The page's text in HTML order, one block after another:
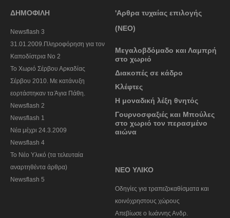
ΔΗΜΟΦΙΛΗ
Newsflash 3
31.01.2009.Πληροφόρηση για τον
Καποδίστρια Νο 2
To Χωριό Σέρβου Αρκαδίας
Σέρβου 2010. Με κατάνυξη
εορτάστηκαν τα Άγια Πάθη.
Newsflash 2
Newsflash 1
Nέα μέχρι 24.3.2009
Newsflash 4
Το Νέο Υλικό (τα τελευταία
αναρτηθέντα άρθρα)
Newsflash 5
'Αρθρα τυχαίας επιλογής
(ΝΕΟ)
Μεγαλοβδόμαδο και Λαμπρή
στο χωριό
Διακοπές σε κάδρο
Κλέφτες
Η μοναδική λέξη θνητός
Γουρνοσφαξιές και Μπούλες
στο χωριό τον περασμένο
αιώνα
ΝΕΟ ΥΛΙΚΟ
Οδηγίες για τραπεζοκαθίσματα και
κοινόχρηστους χώρους
Απεβίωσε ο Ιωάννης Ανδρ.